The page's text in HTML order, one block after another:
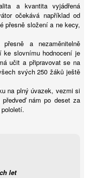
a kvantita vyjádřená
očekává například od
přesně složení a ne kecy,
a nezaměnitelně
ke slovnímu hodnocení je
učit a připravovat se na
svých 250 žáků ještě
na plný úvazek, vezmi si
nám po deset za
let
kontextu, ve
s jejich nevyhnutelností.
trh práce i lidské
chaosu vychovat
Hostem rozhovoru First
publicista a prorektor
(VŠEM).
rektorů k rozpočtu
reakci na demografický vývoj